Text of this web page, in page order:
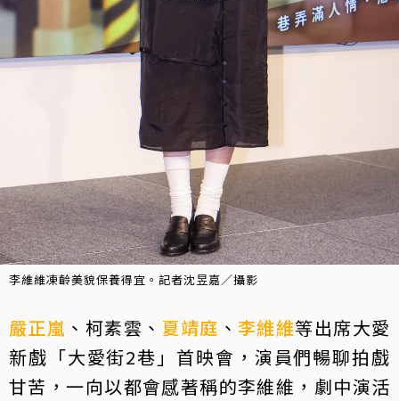
李維維凍齡美貌保養得宜。記者沈昱嘉／攝影
嚴正嵐 、柯素雲、 夏靖庭 、 李維維等出席大愛
新戲「大愛街2巷」首映會，演員們暢聊拍戲
甘苦，一向以都會感著稱的李維維，劇中演活